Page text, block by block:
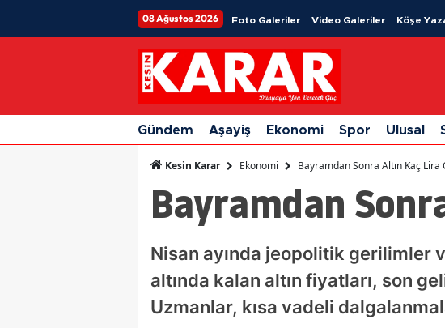
08 Ağustos 2026 Foto Galeriler Video Galeriler Köşe
Gündem Aşayiş Ekonomi Spor Ulusal
Kesin Karar Ekonomi Bayramdan Sonra Altın Kaç Lira
Bayramdan
Nisan ayında jeopolitik gerilimler
altında kalan altın fiyatları, son
Uzmanlar, kısa vadeli